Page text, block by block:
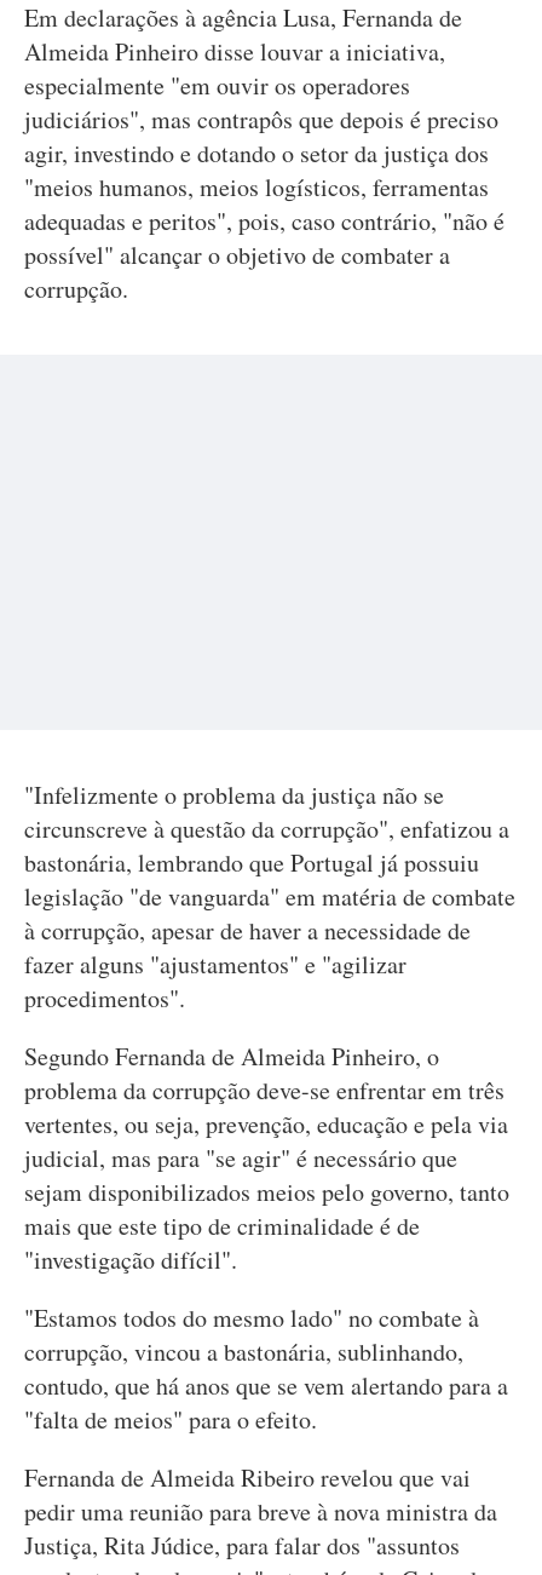
Em declarações à agência Lusa, Fernanda de
Almeida Pinheiro disse louvar a iniciativa,
especialmente "em ouvir os operadores
judiciários", mas contrapôs que depois é preciso
agir, investindo e dotando o setor da justiça dos
"meios humanos, meios logísticos, ferramentas
adequadas e peritos", pois, caso contrário, "não é
possível" alcançar o objetivo de combater a
corrupção.
"Infelizmente o problema da justiça não se
circunscreve à questão da corrupção", enfatizou a
bastonária, lembrando que Portugal já possuiu
legislação "de vanguarda" em matéria de combate
à corrupção, apesar de haver a necessidade de
fazer alguns "ajustamentos" e "agilizar
procedimentos".
Segundo Fernanda de Almeida Pinheiro, o
problema da corrupção deve-se enfrentar em três
vertentes, ou seja, prevenção, educação e pela via
judicial, mas para "se agir" é necessário que
sejam disponibilizados meios pelo governo, tanto
mais que este tipo de criminalidade é de
"investigação difícil".
"Estamos todos do mesmo lado" no combate à
corrupção, vincou a bastonária, sublinhando,
contudo, que há anos que se vem alertando para a
"falta de meios" para o efeito.
Fernanda de Almeida Ribeiro revelou que vai
pedir uma reunião para breve à nova ministra da
Justiça, Rita Júdice, para falar dos "assuntos